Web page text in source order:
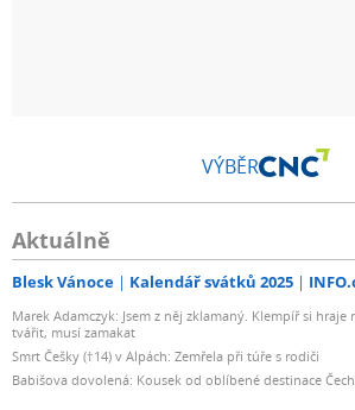
VÝBĚR
Aktuálně
Blesk Vánoce Kalendář svátků 2025
Marek Adamczyk: Jsem z něj zklamaný. Klempíř si hraje
tvářit, musí zamakat
Smrt Češky (†14) v Alpách: Zemřela při túře s rodiči
Babišova dovolená: Kousek od oblíbené destinace